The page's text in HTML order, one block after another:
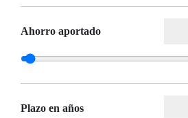
Ahorro aportado
Plazo en años